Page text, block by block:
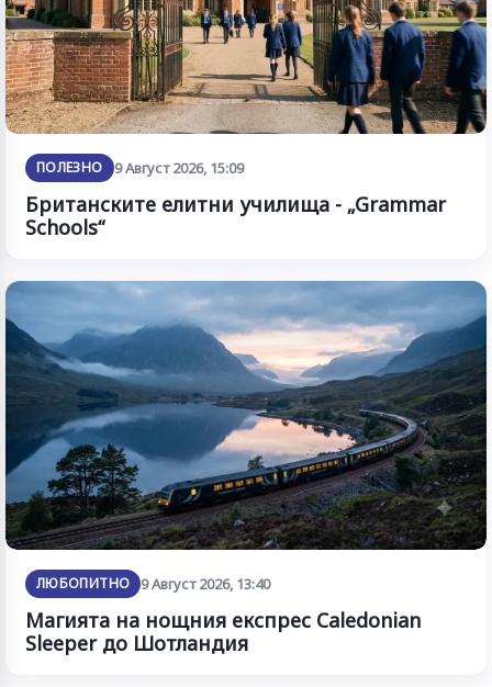
ПОЛЕЗНО 9 Август 2026, 15:09
Британските елитни училища - „Grammar
Schools“
ЛЮБОПИТНО 9 Август 2026, 13:40
Магията на нощния експрес Caledonian
Sleeper до Шотландия